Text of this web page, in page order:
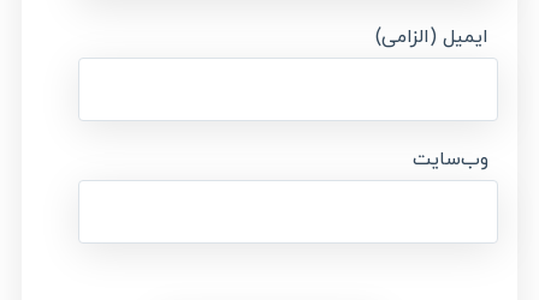
ایمیل (الزامی)
وب‌سایت